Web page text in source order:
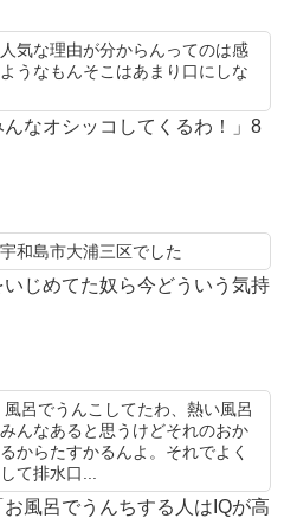
気な理由が分からんってのは感
うなもんそこはあまり口にしな
なオシッコしてくるわ！」8
和島市大浦三区でした
じめてた奴ら今どういう気持
呂でうんこしてたわ、熱い風呂
んなあると思うけどそれのおか
からたすかるんよ。それでよく
て排水口...
風呂でうんちする人はIQが高